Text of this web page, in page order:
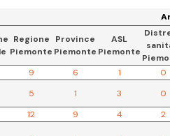
Regione
Piemonte
Province
Piemonte
ASL
Piemonte
9 6 1 0
5 1 3 0
12 9 4 2